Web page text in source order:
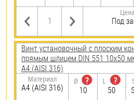
Под
Винт установочный с плоским
прямым шлицем DIN 551 10х50
A4 (AISI 316)
Материал
A4 (AISI 316)
Ø
?
10
L
?
50